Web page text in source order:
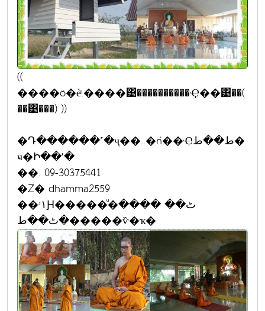
((
����ö�èͧ.����͹����������Ҿ��͹��(
��͹���) ))
�Դ������˹�ҷ��..�ǹ��Ҿط��ط�
ҹ�Ի��ʹ�
��. 09-30375441
�Ź� dhamma2559
��ʴ١Ԩ�����ͧ�ٹ�� ����
�ٹ��ط�����ѷ�ҡ�